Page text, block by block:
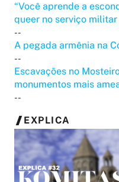
“Você aprende a
queer no serviço
--
A pegada armênia na
--
Escavações no
monumentos mais
--
EXPLICA